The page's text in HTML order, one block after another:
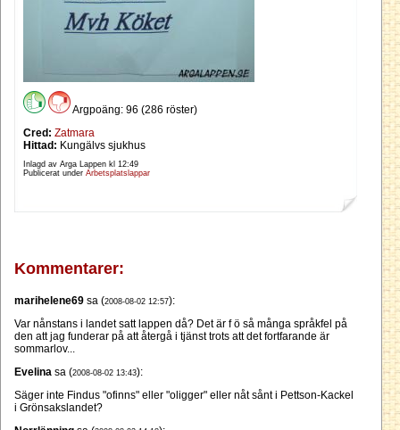
Argpoäng: 96 (286 röster)
Cred: Zatmara
Hittad: Kungälvs sjukhus
Inlagd av Arga Lappen kl 12:49
Publicerat under Arbetsplatslappar
Kommentarer:
marihelene69 sa (2008-08-02 12:57):
Var nånstans i landet satt lappen då? Det är f ö så många språkfel på
den att jag funderar på att återgå i tjänst trots att det fortfarande är
sommarlov...
Evelina sa (2008-08-02 13:43):
Säger inte Findus "ofinns" eller "oligger" eller nåt sånt i Pettson-Kackel
i Grönsakslandet?